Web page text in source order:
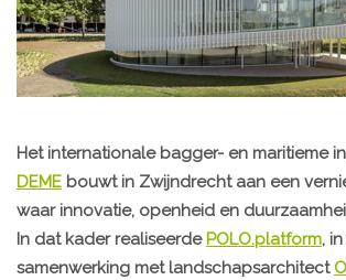
Het internationale bagger- en maritieme
DEME bouwt in Zwijndrecht aan een
waar innovatie, openheid en
In dat kader realiseerde POLO.platform,
samenwerking met landschapsarchitect